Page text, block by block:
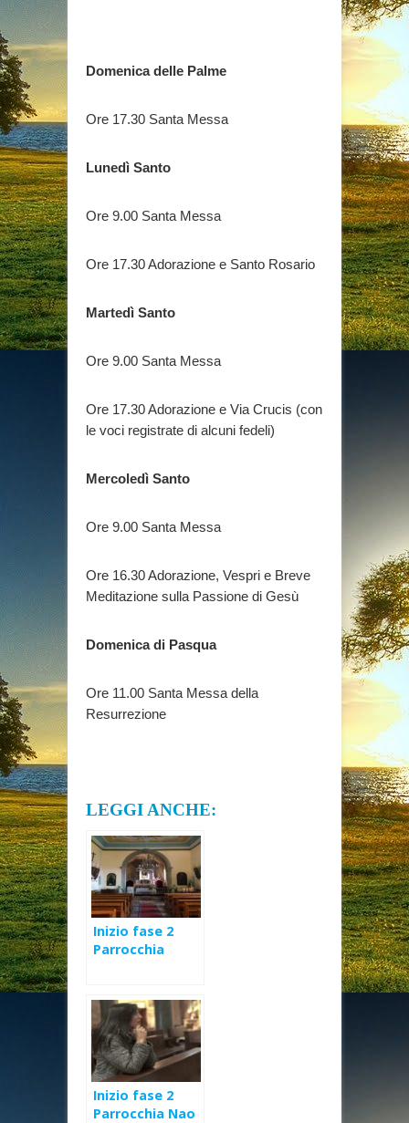
Domenica delle Palme
Ore 17.30 Santa Messa
Lunedì Santo
Ore 9.00 Santa Messa
Ore 17.30 Adorazione e Santo Rosario
Martedì Santo
Ore 9.00 Santa Messa
Ore 17.30 Adorazione e Via Crucis (con
le voci registrate di alcuni fedeli)
Mercoledì Santo
Ore 9.00 Santa Messa
Ore 16.30 Adorazione, Vespri e Breve
Meditazione sulla Passione di Gesù
Domenica di Pasqua
Ore 11.00 Santa Messa della
Resurrezione
LEGGI ANCHE:
Inizio fase 2
Parrocchia
Inizio fase 2
Parrocchia Nao